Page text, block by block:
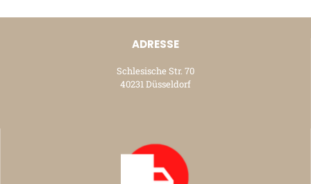
ADRESSE
Schlesische Str. 70
40231 Düsseldorf